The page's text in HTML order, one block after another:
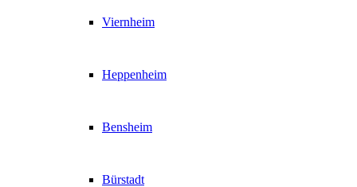
Viernheim
Heppenheim
Bensheim
Bürstadt